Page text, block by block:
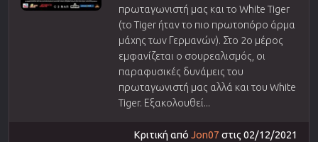
πρωταγωνιστή μας και το White Tiger
(το Tiger ήταν το πιο πρωτοπόρο άρμα
μάχης των Γερμανών). Στο 2ο μέρος
εμφανίζεται ο σουρεαλισμός, οι
παραφυσικές δυνάμεις του
πρωταγωνιστή μας αλλά και του White
Tiger. Εξακολουθεί...
Κριτική από Jon07 στις 02/12/2021